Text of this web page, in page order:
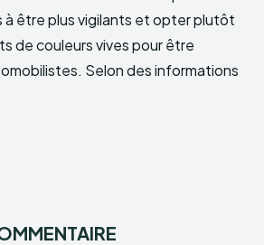
à être plus vigilants et opter plutôt
de couleurs vives pour être
Selon des informations